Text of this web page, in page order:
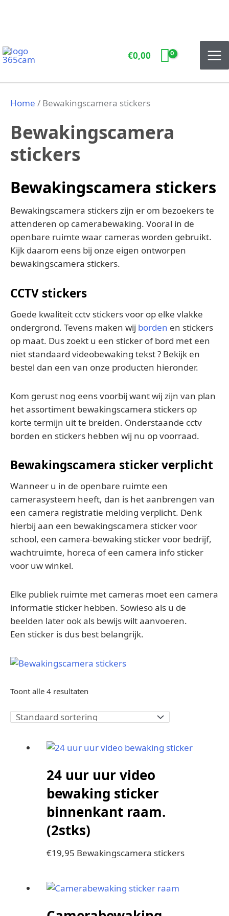
inhoud
€0,00
Home / Bewakingscamera stickers
Bewakingscamera
stickers
Bewakingscamera stickers
Bewakingscamera stickers zijn er om bezoekers te
attenderen op camerabewaking. Vooral in de
openbare ruimte waar cameras worden gebruikt.
Kijk daarom eens bij onze eigen ontworpen
bewakingscamera stickers.
CCTV stickers
Goede kwaliteit cctv stickers voor op elke vlakke
ondergrond. Tevens maken wij borden en stickers
op maat. Dus zoekt u een sticker of bord met een
niet standaard videobewaking tekst ? Bekijk en
bestel dan een van onze producten hieronder.
Kom gerust nog eens voorbij want wij zijn van plan
het assortiment bewakingscamera stickers op
korte termijn uit te breiden. Onderstaande cctv
borden en stickers hebben wij nu op voorraad.
Bewakingscamera sticker verplicht
Wanneer u in de openbare ruimte een
camerasysteem heeft, dan is het aanbrengen van
een camera registratie melding verplicht. Denk
hierbij aan een bewakingscamera sticker voor
school, een camera-bewaking sticker voor bedrijf,
wachtruimte, horeca of een camera info sticker
voor uw winkel.
Elke publiek ruimte met cameras moet een camera
informatie sticker hebben. Sowieso als u de
beelden later ook als bewijs wilt aanvoeren.
Een sticker is dus best belangrijk.
Toont alle 4 resultaten
24 uur uur video
bewaking sticker
binnenkant raam.
(2stks)
€19,95 Bewakingscamera stickers